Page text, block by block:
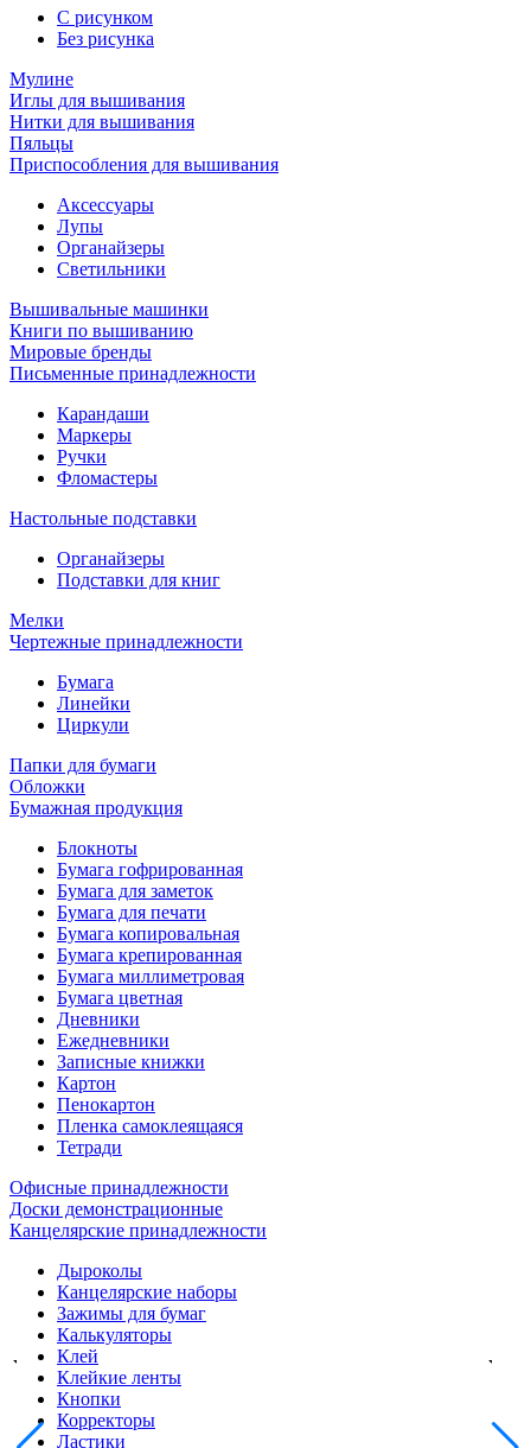
С рисунком
Без рисунка
Мулине
Иглы для вышивания
Нитки для вышивания
Пяльцы
Приспособления для вышивания
Аксессуары
Лупы
Органайзеры
Светильники
Вышивальные машинки
Книги по вышиванию
Мировые бренды
Письменные принадлежности
Карандаши
Маркеры
Ручки
Фломастеры
Настольные подставки
Органайзеры
Подставки для книг
Мелки
Чертежные принадлежности
Бумага
Линейки
Циркули
Папки для бумаги
Обложки
Бумажная продукция
Блокноты
Бумага гофрированная
Бумага для заметок
Бумага для печати
Бумага копировальная
Бумага крепированная
Бумага миллиметровая
Бумага цветная
Дневники
Ежедневники
Записные книжки
Картон
Пенокартон
Пленка самоклеящаяся
Тетради
Офисные принадлежности
Доски демонстрационные
Канцелярские принадлежности
Дыроколы
Канцелярские наборы
Зажимы для бумаг
Калькуляторы
Клей
Клейкие ленты
Кнопки
Корректоры
Ластики